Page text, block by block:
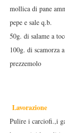
mollica di pane
pepe e sale q.b.
50g. di salame a
100g. di scamorza
prezzemolo
Lavorazione
Pulire i carciofi.,i